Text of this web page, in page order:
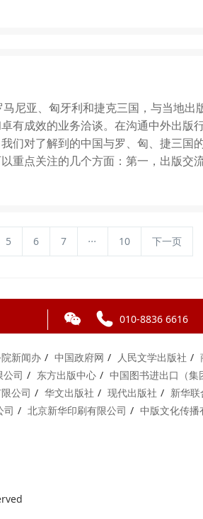
尼亚、匈牙利和捷克三国，与当地出
有成效的业务洽谈。在沟通中外出版
们对了解到的中国与罗、匈、捷三国
重点关注的几个方面：第一，出版交
5 6 7 ... 10 下一页
010-8836 6616
新闻办 中国政府网 人民文学出版社
司 东方出版中心 中国图书进出口（集
公司 华文出版社 现代出版社
新华联
司 北京新华印刷有限公司
中版文化传播